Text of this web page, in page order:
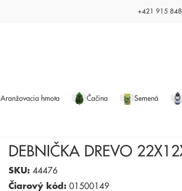
+421 915
Aranžovacia hmota Čačina Semená
DEBNIČKA DREVO
SKU: 44476
Čiarový kód: 01500149